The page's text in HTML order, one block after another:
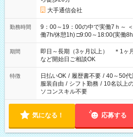
大手通信会社
勤務時間
9：00～19：00の中で実働7ｈ～ ＜シフト例＞ □9:00～17:00(実
働7h/休憩1h) □9:00～18:00(実働
期間
即日～長期（3ヶ月以上） ＊1ヶ
など開始日ご相談OK
特徴 日払いOK / 履歴書不要 / 40～50代
服装自由 / シフト勤務 / 10名以上
ソコンスキル不要
気になる！ 応募する